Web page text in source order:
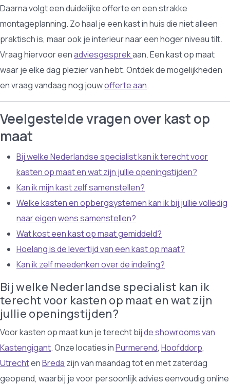
Daarna volgt een duidelijke offerte en een strakke
montageplanning. Zo haal je een kast in huis die niet alleen
praktisch is, maar ook je interieur naar een hoger niveau tilt.
Vraag hiervoor eenadviesgesprekaan. Een kast op maat
waar je elke dag plezier van hebt. Ontdek de mogelijkheden
en vraag vandaag nog jouwofferte aan.
Veelgestelde vragen over kast op
maat
Bij welke Nederlandse specialist kan ik terecht voor
kasten op maat en wat zijn jullie openingstijden?
Kan ik mijn kast zelf samenstellen?
Welke kasten en opbergsystemen kan ik bij jullie volledig
naar eigen wens samenstellen?
Wat kost een kast op maat gemiddeld?
Hoelang is de levertijd van een kast op maat?
Kan ik zelf meedenken over de indeling?
Bij welke Nederlandse specialist kan ik
terecht voor kasten op maat en wat zijn
jullie openingstijden?
Voor kasten op maat kun je terecht bijde showrooms van
Kastengigant. Onze locaties inPurmerend, Hoofddorp,
UtrechtenBreda zijn van maandag tot en met zaterdag
geopend, waarbij je voor persoonlijk advies eenvoudig online